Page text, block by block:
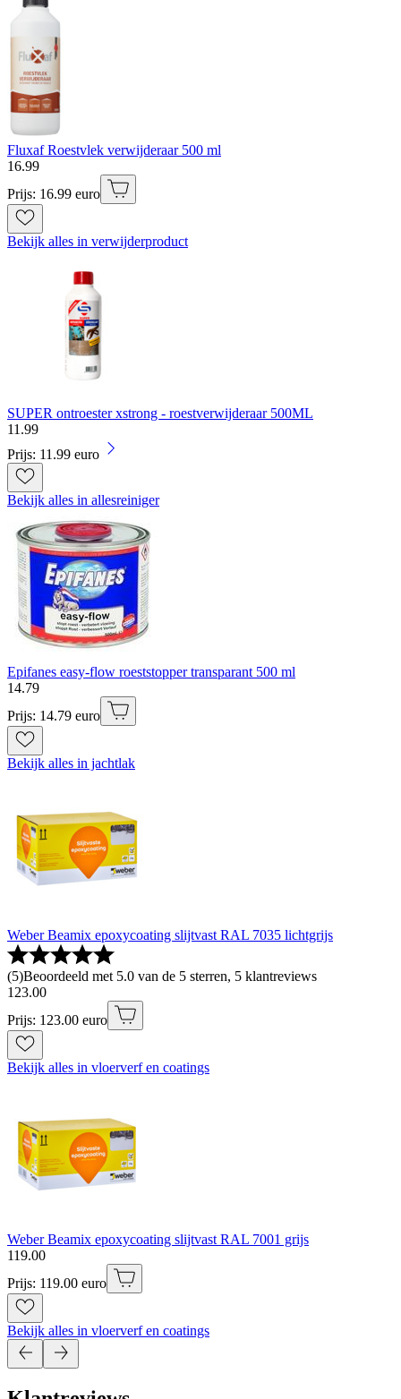
Fluxaf Roestvlek verwijderaar 500 ml
16.99
Prijs: 16.99 euro
Bekijk alles in verwijderproduct
SUPER ontroester xstrong - roestverwijderaar 500ML
11 .99
Prijs: 11.99 euro
Bekijk alles in allesreiniger
Epifanes easy-flow roeststopper transparant 500 ml
14.79
Prijs: 14.79 euro
Bekijk alles in jachtlak
Weber Beamix epoxycoating slijtvast RAL 7035 lichtgrijs
(5)Beoordeeld met 5.0 van de 5 sterren, 5 klantreviews
123.00
Prijs: 123.00 euro
Bekijk alles in vloerverf en coatings
Weber Beamix epoxycoating slijtvast RAL 7001 grijs
119.00
Prijs: 119.00 euro
Bekijk alles in vloerverf en coatings